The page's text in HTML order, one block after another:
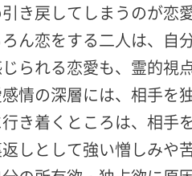
き戻してしまうのが恋
ん恋をする二人は、自
られる恋愛も、霊的視
情の深層には、相手を
き着くところは、相手
しとして強い憎しみや